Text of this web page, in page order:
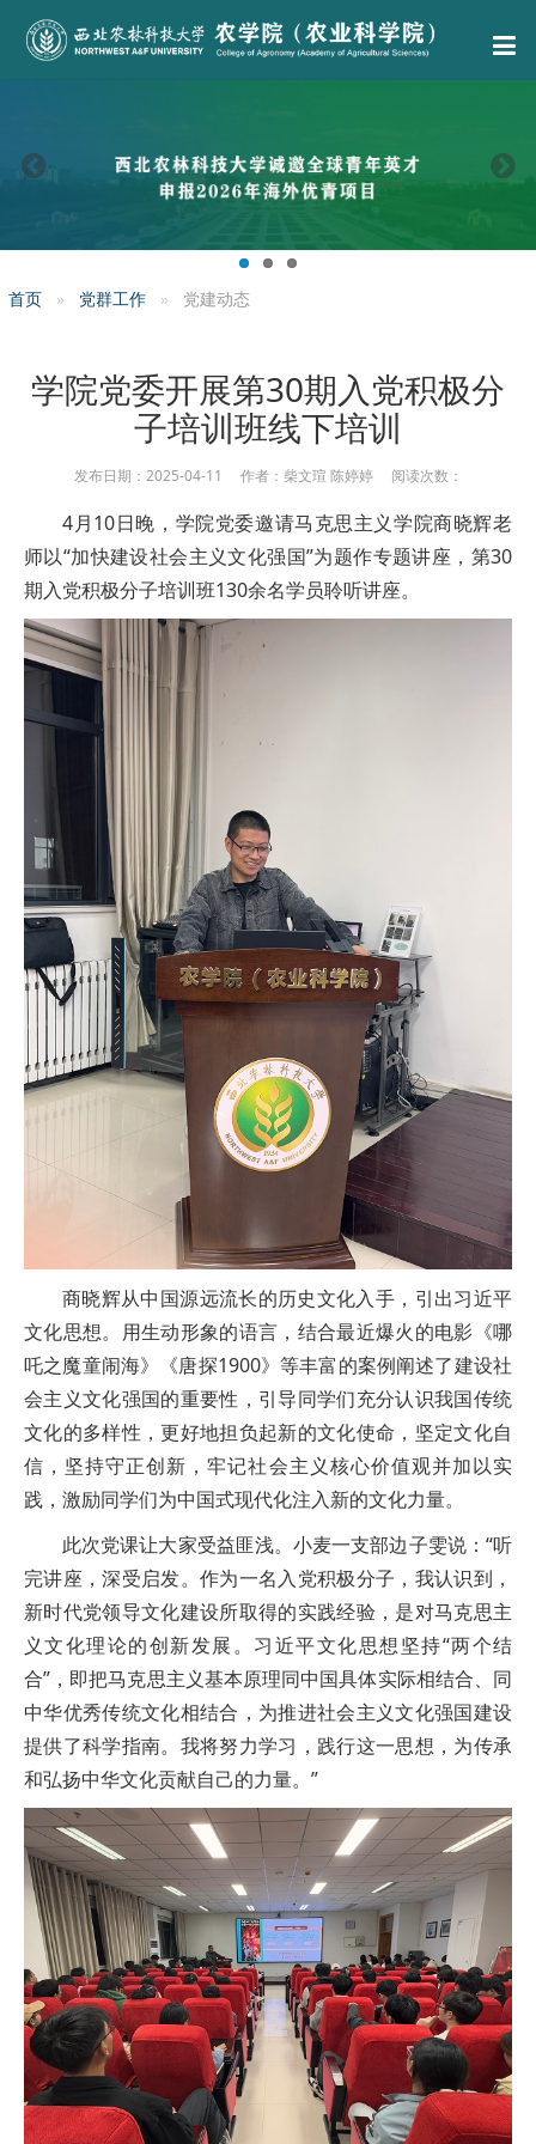
首页 党群工作 党建动态
学院党委开展第30期入党积极分
子培训班线下培训
发布日期：2025-04-11 作者：柴文瑄 陈婷婷 阅读次数：
4月10日晚，学院党委邀请马克思主义学院商晓辉老
师以“加快建设社会主义文化强国”为题作专题讲座，第30
期入党积极分子培训班130余名学员聆听讲座。
商晓辉从中国源远流长的历史文化入手，引出习近平
文化思想。用生动形象的语言，结合最近爆火的电影《哪
吒之魔童闹海》《唐探1900》等丰富的案例阐述了建设社
会主义文化强国的重要性，引导同学们充分认识我国传统
文化的多样性，更好地担负起新的文化使命，坚定文化自
信，坚持守正创新，牢记社会主义核心价值观并加以实
践，激励同学们为中国式现代化注入新的文化力量。
此次党课让大家受益匪浅。小麦一支部边子雯说：“听
完讲座，深受启发。作为一名入党积极分子，我认识到，
新时代党领导文化建设所取得的实践经验，是对马克思主
义文化理论的创新发展。习近平文化思想坚持“两个结
合”，即把马克思主义基本原理同中国具体实际相结合、同
中华优秀传统文化相结合，为推进社会主义文化强国建设
提供了科学指南。我将努力学习，践行这一思想，为传承
和弘扬中华文化贡献自己的力量。”